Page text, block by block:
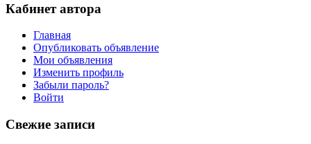
Кабинет автора
Главная
Опубликовать объявление
Мои объявления
Изменить профиль
Забыли пароль?
Войти
Свежие записи